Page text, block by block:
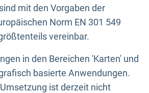
mit den Vorgaben der
Norm EN 301 549
vereinbar.
in den Bereichen 'Karten' und
basierte Anwendungen.
ist derzeit nicht